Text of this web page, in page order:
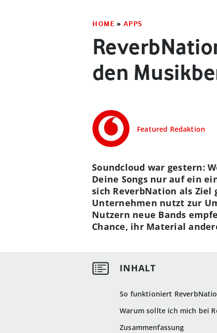
HOME » APPS
den
Featured Redaktion
So funktioniert
Warum sollte ich mich bei
Zusammenfassung
Soundcloud war gestern:
Deine Songs nur auf ein
sich ReverbNation als
Unternehmen nutzt zur
Nutzern neue Bands
Chance, ihr Material